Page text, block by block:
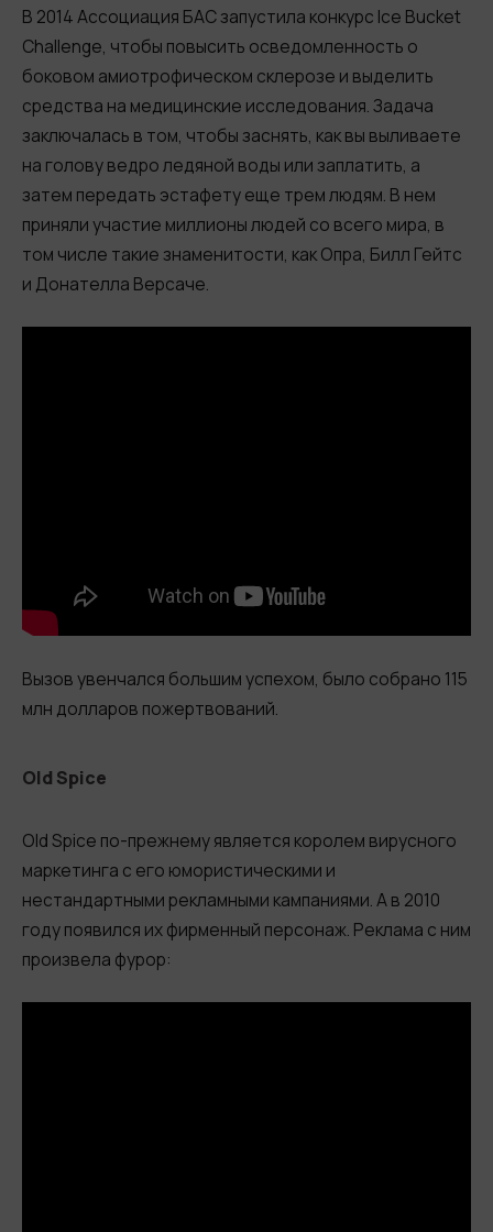
В 2014 Ассоциация БАС запустила конкурс Ice Bucket
Challenge, чтобы повысить осведомленность о
боковом амиотрофическом склерозе и выделить
средства на медицинские исследования. Задача
заключалась в том, чтобы заснять, как вы выливаете
на голову ведро ледяной воды или заплатить, а
затем передать эстафету еще трем людям. В нем
приняли участие миллионы людей со всего мира, в
том числе такие знаменитости, как Опра, Билл Гейтс
и Донателла Версаче.
Вызов увенчался большим успехом, было собрано 115
млн долларов пожертвований.
Old Spice
Old Spice по-прежнему является королем вирусного
маркетинга с его юмористическими и
нестандартными рекламными кампаниями. А в 2010
году появился их фирменный персонаж. Реклама с ним
произвела фурор: